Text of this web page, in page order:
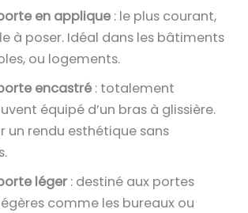
en applique: le plus courant,
à poser. Idéal dans les bâtiments
ou logements.
encastré: totalement
équipé d’un bras à glissière.
un rendu esthétique sans
léger: destiné aux portes
comme les bureaux ou